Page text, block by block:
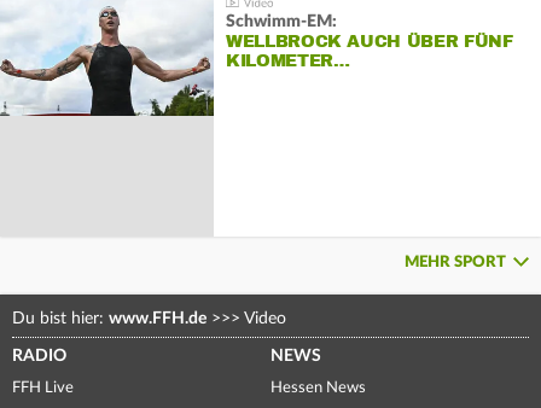
Schwimm-EM:
WELLBROCK AUCH ÜBER FÜNF
KILOMETER…
MEHR SPORT
Du bist hier: www.FFH.de >>> Video
RADIO
FFH Live
NEWS
Hessen News